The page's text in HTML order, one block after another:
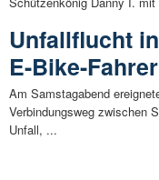
Unfallflucht
E-Bike-
Am Samstagabend
Verbindungsweg zwischen
Unfall, ...